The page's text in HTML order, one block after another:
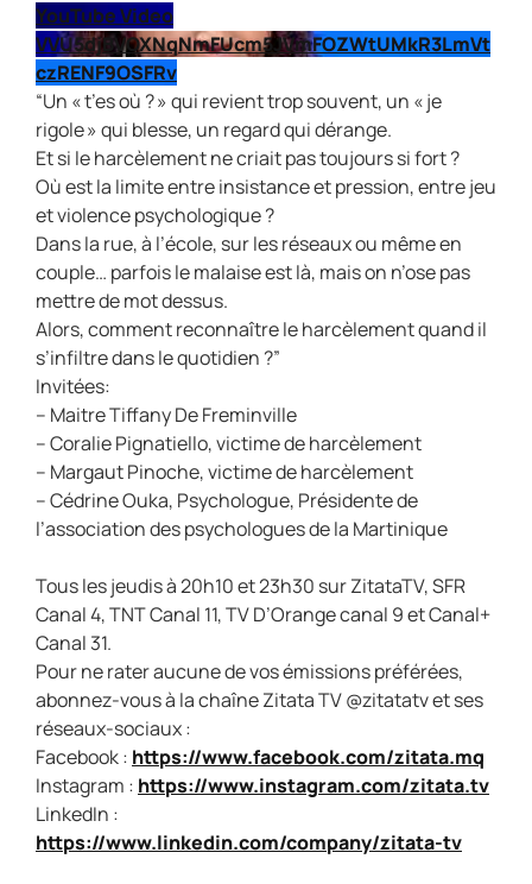
YouTube Video
VVU5djBVOXNqNmFUcm5JVmFOZWtUMkR3LmVt
czRENF9OSFRv
“Un « t’es où ? » qui revient trop souvent, un « je
rigole » qui blesse, un regard qui dérange.
Et si le harcèlement ne criait pas toujours si fort ?
Où est la limite entre insistance et pression, entre jeu
et violence psychologique ?
Dans la rue, à l’école, sur les réseaux ou même en
couple… parfois le malaise est là, mais on n’ose pas
mettre de mot dessus.
Alors, comment reconnaître le harcèlement quand il
s’infiltre dans le quotidien ?”
Invitées:
– Maitre Tiffany De Freminville
– ⁠Coralie Pignatiello, victime de harcèlement
– ⁠Margaut Pinoche, victime de harcèlement
– ⁠Cédrine Ouka, Psychologue, Présidente de
l’association des psychologues de la Martinique
Tous les jeudis à 20h10 et 23h30 sur ZitataTV, SFR
Canal 4, TNT Canal 11, TV D’Orange canal 9 et Canal+
Canal 31.
Pour ne rater aucune de vos émissions préférées,
abonnez-vous à la chaîne Zitata TV @zitatatv et ses
réseaux-sociaux :
Facebook : https://www.facebook.com/zitata.mq
Instagram : https://www.instagram.com/zitata.tv
LinkedIn :
https://www.linkedin.com/company/zitata-tv